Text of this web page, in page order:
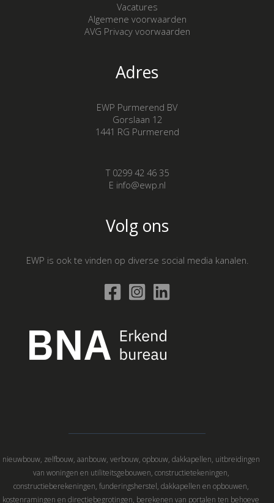
Vacatures
Algemene voorwaarden
AVG Privacy voorwaarden
Adres
EWP Purmerend BV
Gorslaan 12
1441 RG Purmerend
T 0299 42 46 35
E info@ewp.nl
Volg ons
EWP is ook te vinden op diverse social media kanalen.
nieuwbouw, zelfbouw, aanbouw, verbouw, opbouw, dakkapellen, uitbreidingen
van woningen en utiliteitsgebouwen, constructietekeningen,
constructieberekeningen, funderingsherstel, dakkapellen en opbouwen,
kostenramingen en directiebegrotingen, berekenen van portalen ten behoeve